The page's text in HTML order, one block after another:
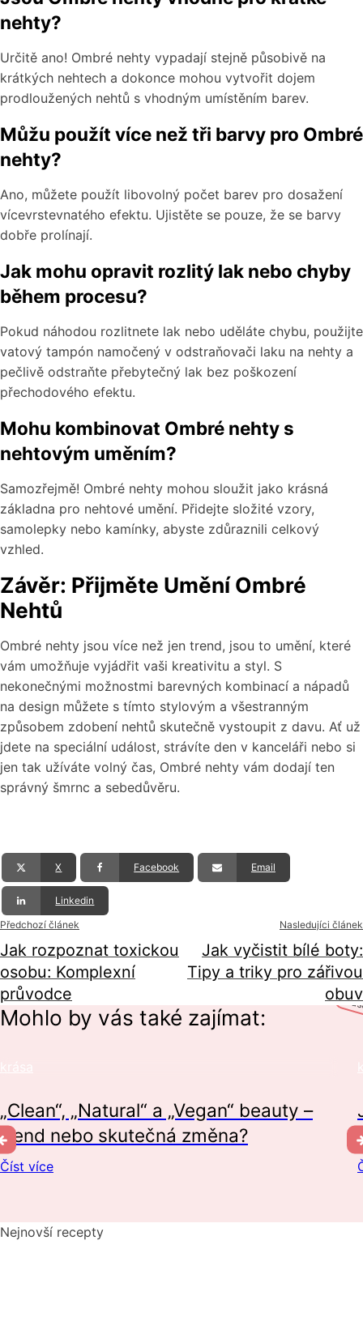
nehty?
Určitě ano! Ombré nehty vypadají stejně působivě na
krátkých nehtech a dokonce mohou vytvořit dojem
prodloužených nehtů s vhodným umístěním barev.
Můžu použít více než tři barvy pro Ombré
nehty?
Ano, můžete použít libovolný počet barev pro dosažení
vícevrstevnatého efektu. Ujistěte se pouze, že se barvy
dobře prolínají.
Jak mohu opravit rozlitý lak nebo chyby
během procesu?
Pokud náhodou rozlitnete lak nebo uděláte chybu, použijte
vatový tampón namočený v odstraňovači laku na nehty a
pečlivě odstraňte přebytečný lak bez poškození
přechodového efektu.
Mohu kombinovat Ombré nehty s
nehtovým uměním?
Samozřejmě! Ombré nehty mohou sloužit jako krásná
základna pro nehtové umění. Přidejte složité vzory,
samolepky nebo kamínky, abyste zdůraznili celkový
vzhled.
Závěr: Přijměte Umění Ombré
Nehtů
Ombré nehty jsou více než jen trend, jsou to umění, které
vám umožňuje vyjádřit vaši kreativitu a styl. S
nekonečnými možnostmi barevných kombinací a nápadů
na design můžete s tímto stylovým a všestranným
způsobem zdobení nehtů skutečně vystoupit z davu. Ať už
jdete na speciální událost, strávíte den v kanceláři nebo si
jen tak užíváte volný čas, Ombré nehty vám dodají ten
správný šmrnc a sebedůvěru.
X Facebook Email
Linkedin
Předchozí článek
Jak rozpoznat toxickou
osobu: Komplexní
průvodce
Nasledujíci článek
Jak vyčistit bílé boty:
Tipy a triky pro zářivou
obuv
Mohlo by vás také zajímat:
„Clean“, „Natural“ a „Vegan“ beauty –
trend nebo skutečná změna?
Číst více
Nejnovší recepty